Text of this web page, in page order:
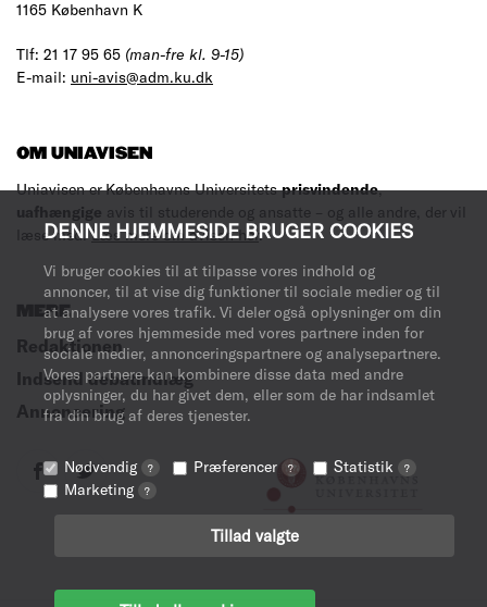
DENNE HJEMMESIDE BRUGER COOKIES
Vi bruger cookies til at tilpasse vores indhold og
annoncer, til at vise dig funktioner til sociale medier og til
at analysere vores trafik. Vi deler også oplysninger om din
brug af vores hjemmeside med vores partnere inden for
sociale medier, annonceringspartnere og analysepartnere.
Vores partnere kan kombinere disse data med andre
oplysninger, du har givet dem, eller som de har indsamlet
fra din brug af deres tjenester.
Nødvendig ? Præferencer ? Statistik ?
Marketing ?
Tillad valgte
1165 København K
Tlf: 21 17 95 65 (man-fre kl. 9-15)
E-mail: uni-avis@adm.ku.dk
OM UNIAVISEN
Uniavisen er Københavns Universitetsprisvindende,
uafhængige avis til studerende og ansatte – og alle andre, der vil
læse med.Læs mere om avisen her.
MERE
Redaktionen
Indsend debatindlæg
Annoncering